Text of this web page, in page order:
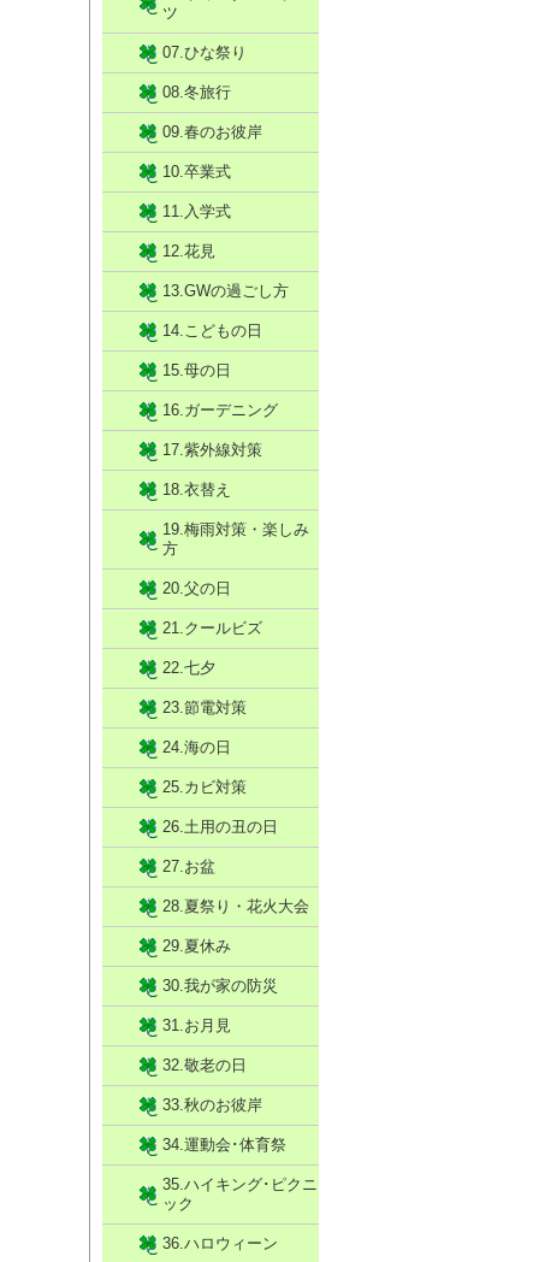
ツ
07.ひな祭り
08.冬旅行
09.春のお彼岸
10.卒業式
11.入学式
12.花見
13.GWの過ごし方
14.こどもの日
15.母の日
16.ガーデニング
17.紫外線対策
18.衣替え
19.梅雨対策・楽しみ
方
20.父の日
21.クールビズ
22.七夕
23.節電対策
24.海の日
25.カビ対策
26.土用の丑の日
27.お盆
28.夏祭り・花火大会
29.夏休み
30.我が家の防災
31.お月見
32.敬老の日
33.秋のお彼岸
34.運動会･体育祭
35.ハイキング･ピクニ
ック
36.ハロウィーン